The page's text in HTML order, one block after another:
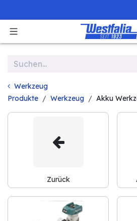
Werkzeug
Produkte
Werkzeug Akku
Zurück